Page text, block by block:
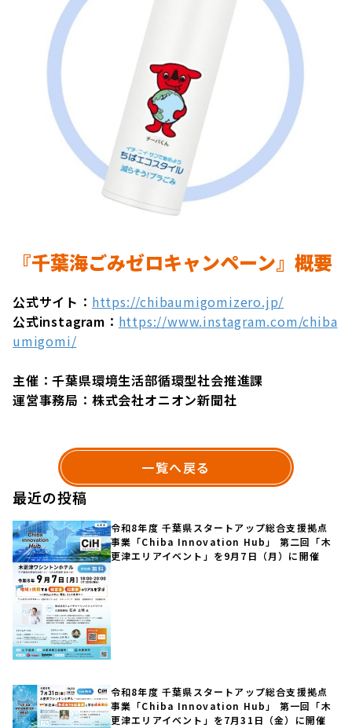
『千葉海ごみゼロキャンペーン』概要
公式サイト： https://chibaumigomizero.jp/
公式instagram： https://www.instagram.com/chiba
umigomi/
主催：千葉県環境生活部循環型社会推進課
運営事務局：株式会社オニオン新聞社
一覧へ戻る
最近の投稿
令和8年度 千葉県スタートアップ総合支援拠点
事業「Chiba Innovation Hub」 第二回「木
更津エリアイベント」を9月7日（月）に開催
令和8年度 千葉県スタートアップ総合支援拠点
事業「Chiba Innovation Hub」 第一回「木
更津エリアイベント」を7月31日（金）に開催